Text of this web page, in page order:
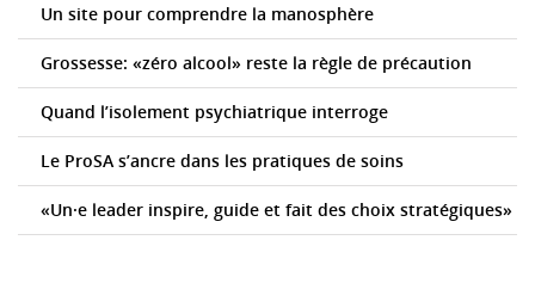
Un site pour comprendre la manosphère
Grossesse: «zéro alcool» reste la règle de précaution
Quand l’isolement psychiatrique interroge
Le ProSA s’ancre dans les pratiques de soins
«Un·e leader inspire, guide et fait des choix stratégiques»